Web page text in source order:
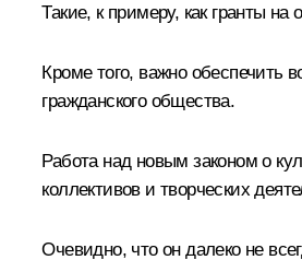
Такие, к примеру, как гранты
Кроме того, важно обеспечить
гражданского общества.
Работа над новым законом о
коллективов и творческих
Очевидно, что он далеко не